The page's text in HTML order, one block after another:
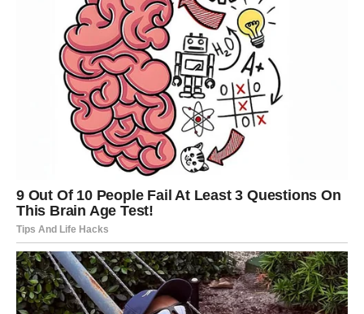
Unatoč preprekama, Andrašević ističe svoju ljubav prema
poslu. Iako ponekad sumnja, posebno uzimajući u obzir
nepredvidive vremenske uvjete i situaciju u poljoprivredi, uzgoj
bobičastog voća i izgradnja vlastitog brenda donose mu sreću.
– Često nazivam svoj posao ‘mojim djetetom’, jer smo ga
moja obitelj i ja izgradili od nule, bez tuđe pomoći. Rad s